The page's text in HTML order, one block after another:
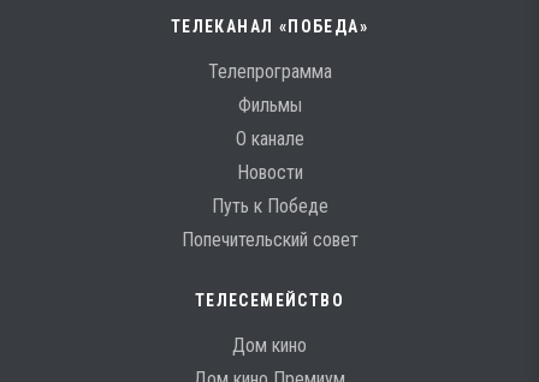
ТЕЛЕКАНАЛ «ПОБЕДА»
Телепрограмма
Фильмы
О канале
Новости
Путь к Победе
Попечительский совет
ТЕЛЕСЕМЕЙСТВО
Дом кино